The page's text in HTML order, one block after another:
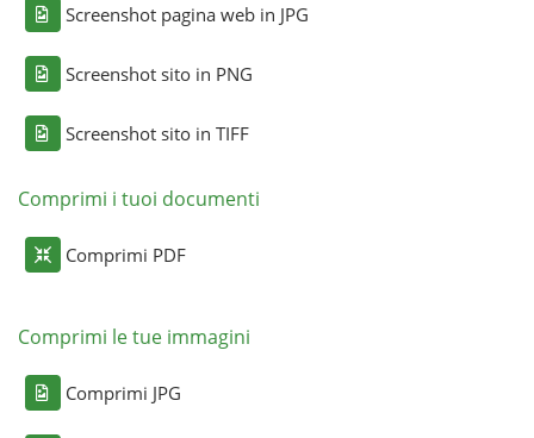
Screenshot pagina web in JPG
Screenshot sito in PNG
Screenshot sito in TIFF
Comprimi i tuoi documenti
Comprimi PDF
Comprimi le tue immagini
Comprimi JPG